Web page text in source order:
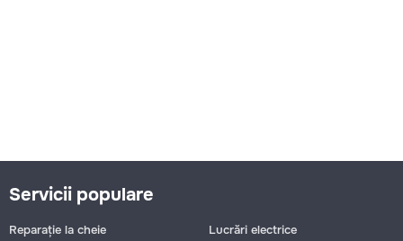
Servicii populare
Reparație la cheie
Lucrări electrice